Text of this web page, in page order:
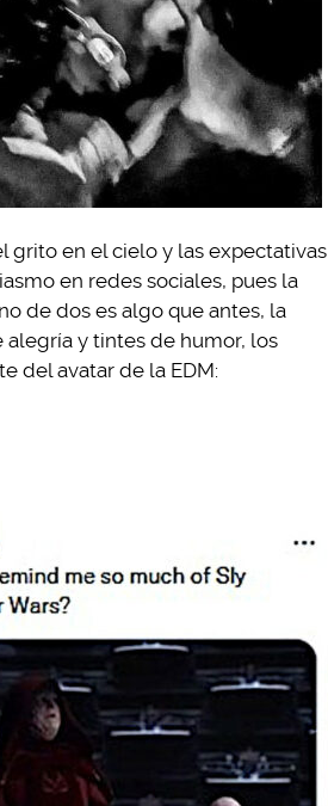
grito en el cielo y las expectativas
en redes sociales, pues la
de dos es algo que antes, la
alegría y tintes de humor, los
del avatar de la EDM: